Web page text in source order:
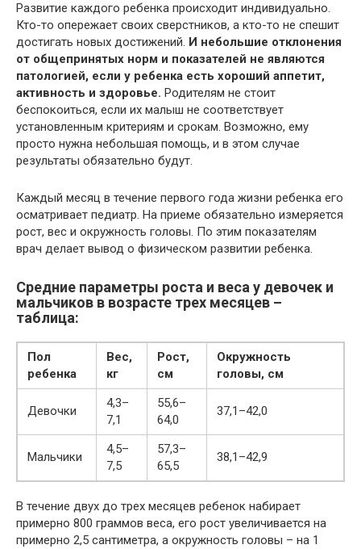
Развитие каждого ребенка происходит индивидуально.
Кто-то опережает своих сверстников, а кто-то не спешит
достигать новых достижений. И небольшие отклонения
от общепринятых норм и показателей не являются
патологией, если у ребенка есть хороший аппетит,
активность и здоровье. Родителям не стоит
беспокоиться, если их малыш не соответствует
установленным критериям и срокам. Возможно, ему
просто нужна небольшая помощь, и в этом случае
результаты обязательно будут.
Каждый месяц в течение первого года жизни ребенка его
осматривает педиатр. На приеме обязательно измеряется
рост, вес и окружность головы. По этим показателям
врач делает вывод о физическом развитии ребенка.
Средние параметры роста и веса у девочек и
мальчиков в возрасте трех месяцев –
таблица:
Пол
ребенка
Вес,
кг
Рост,
см
Окружность
головы, см
Девочки
4,3–
7,1
55,6–
64,0
37,1–42,0
Мальчики
4,5–
7,5
57,3–
65,5
38,1–42,9
В течение двух до трех месяцев ребенок набирает
примерно 800 граммов веса, его рост увеличивается на
примерно 2,5 сантиметра, а окружность головы – на 1